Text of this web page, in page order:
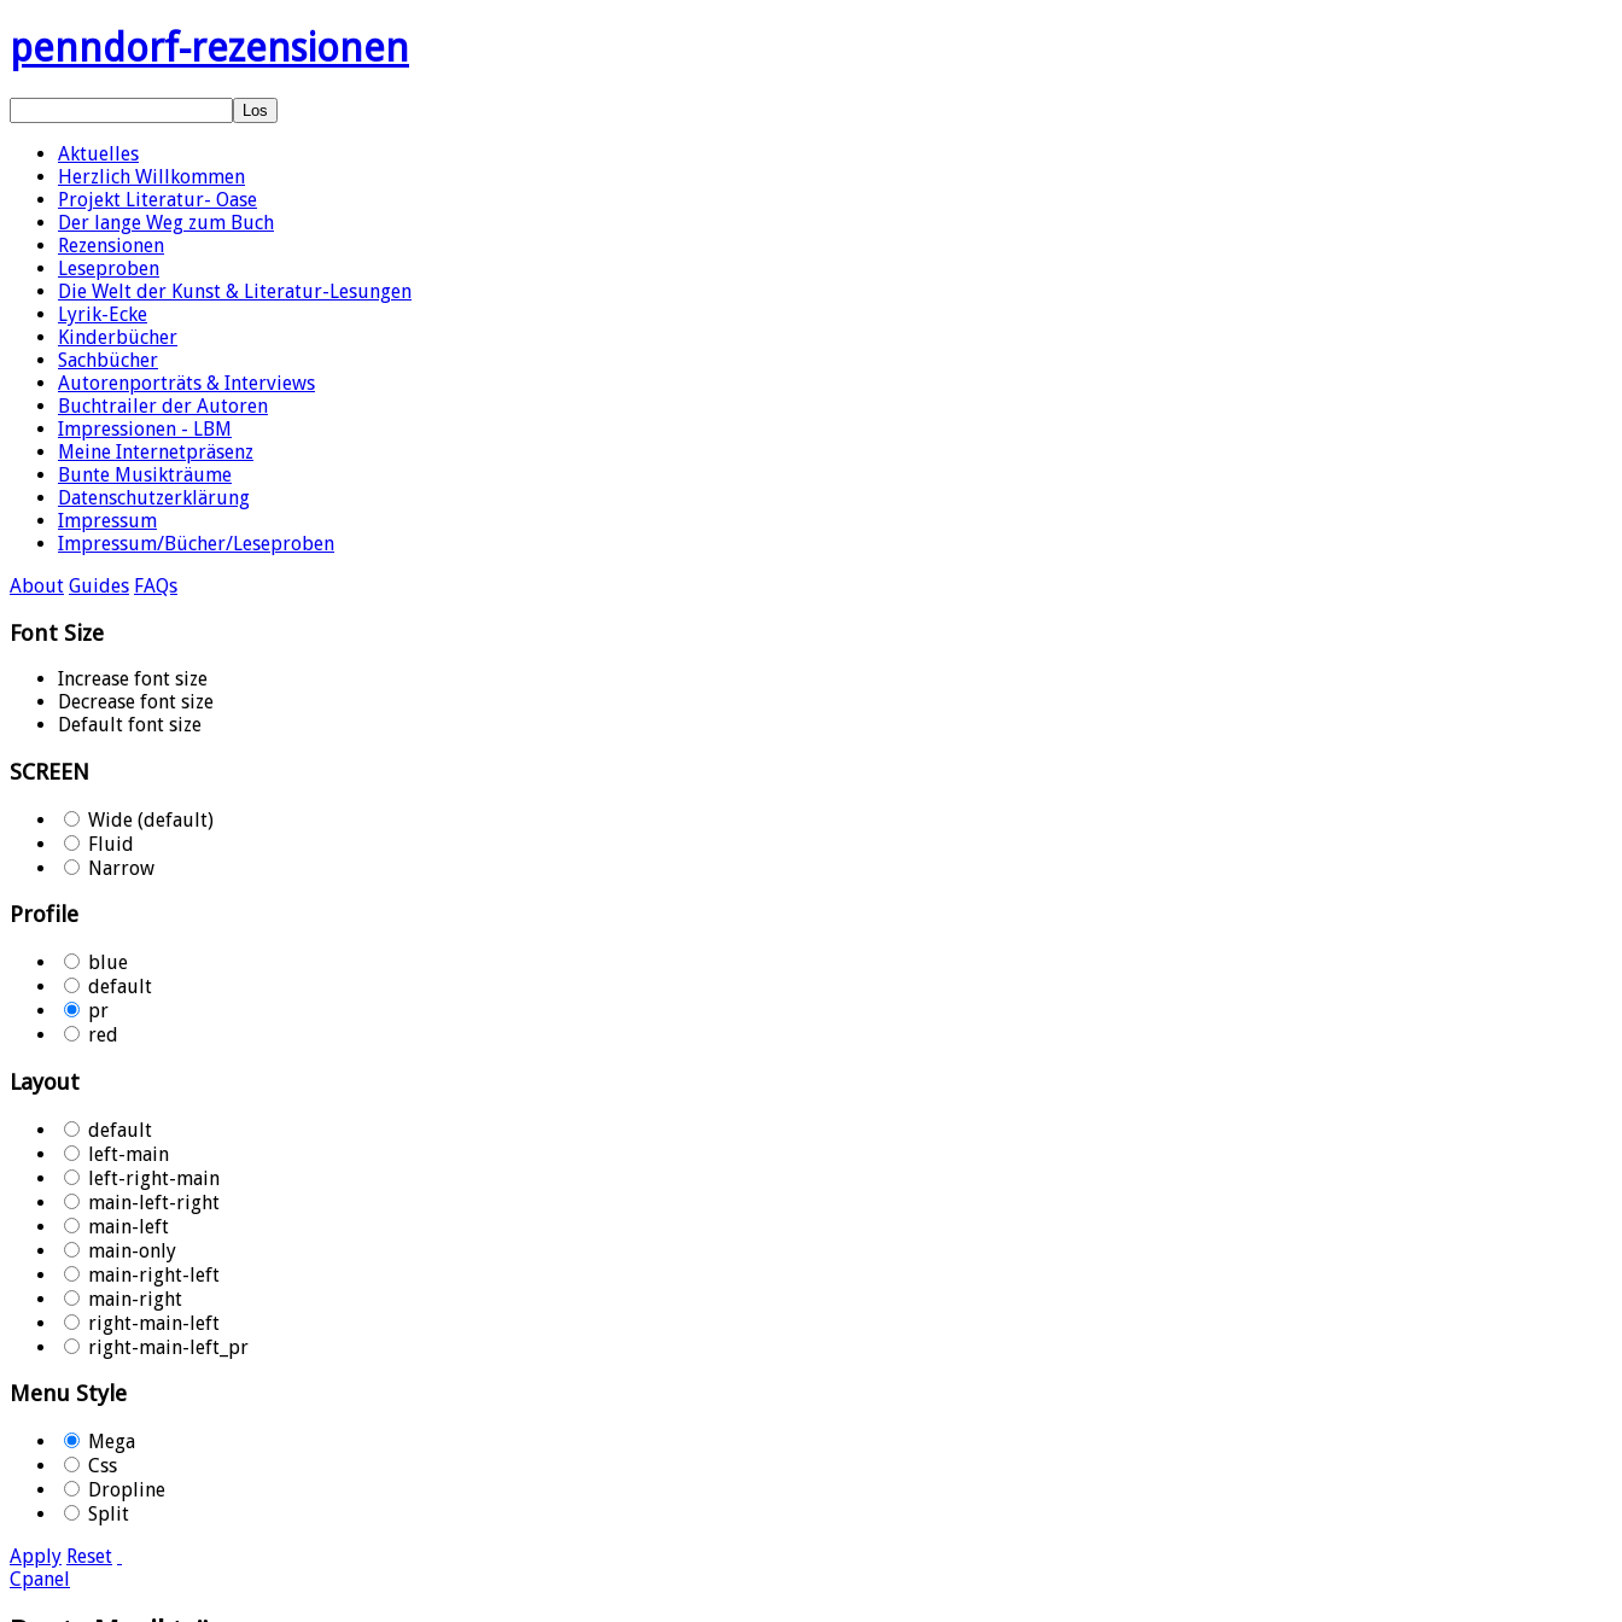
penndorf-rezensionen
Aktuelles
Herzlich Willkommen
Projekt Literatur- Oase
Der lange Weg zum Buch
Rezensionen
Leseproben
Die Welt der Kunst & Literatur-Lesungen
Lyrik-Ecke
Kinderbücher
Sachbücher
Autorenporträts & Interviews
Buchtrailer der Autoren
Impressionen - LBM
Meine Internetpräsenz
Bunte Musikträume
Datenschutzerklärung
Impressum
Impressum/Bücher/Leseproben
About Guides FAQs
Font Size
Increase font size
Decrease font size
Default font size
SCREEN
Wide (default)
Fluid
Narrow
Profile
blue
default
pr
red
Layout
default
left-main
left-right-main
main-left-right
main-left
main-only
main-right-left
main-right
right-main-left
right-main-left_pr
Menu Style
Mega
Css
Dropline
Split
Apply Reset
Cpanel